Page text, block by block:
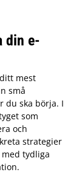
din e-
mest
små
du ska börja. I
som
och
strategier
tydliga